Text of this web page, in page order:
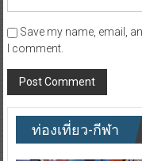
Save my name, email,
I comment.
ท่องเที่ยว-กีฬา